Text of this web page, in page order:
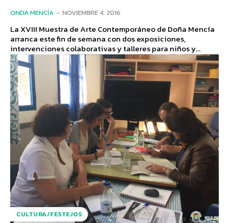
ONDA MENCÍA - NOVIEMBRE 4, 2016
La XVIII Muestra de Arte Contemporáneo de Doña Mencía
arranca este fin de semana con dos exposiciones,
intervenciones colaborativas y talleres para niños y...
CULTURA/FESTEJOS